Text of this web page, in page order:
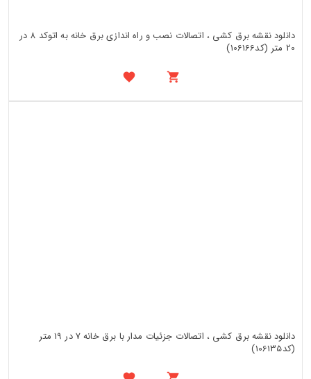
دانلود نقشه برق کشی ، اتصالات نصب و راه اندازی برق خانه به اتوکد 8 در
20 متر (کد106166)
دانلود نقشه برق کشی ، اتصالات جزئیات مدار با برق خانه 7 در 19 متر
(کد106135)